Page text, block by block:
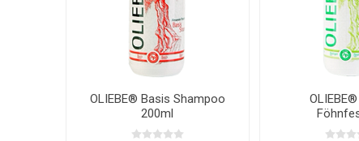
OLIEBE® Basis Shampoo
200ml